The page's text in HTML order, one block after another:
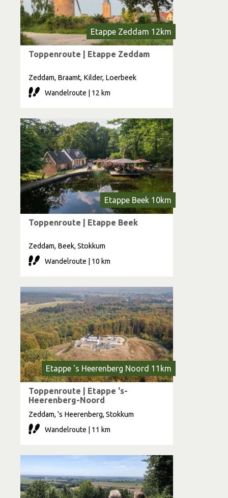
Etappe Zeddam 12km
Toppenroute | Etappe Zeddam
Zeddam, Braamt, Kilder, Loerbeek
Wandelroute | 12 km
Etappe Beek 10km
Toppenroute | Etappe Beek
Zeddam, Beek, Stokkum
Wandelroute | 10 km
Etappe 's Heerenberg Noord 11km
Toppenroute | Etappe 's-
Heerenberg-Noord
Zeddam, 's Heerenberg, Stokkum
Wandelroute | 11 km